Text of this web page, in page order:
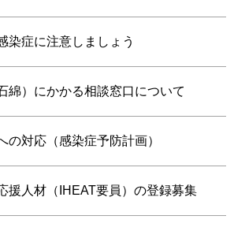
染症に注意しましょう
綿）にかかる相談窓口について
の対応（感染症予防計画）
援人材（IHEAT要員）の登録募集